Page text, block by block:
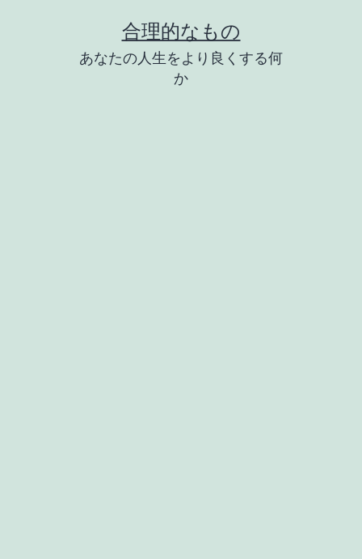
合理的なもの
あなたの人生をより良くする何
か